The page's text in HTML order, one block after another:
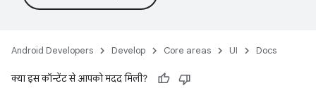
Android Developers Develop Core areas UI Docs
क्या इस कॉन्टेंट से आपको मदद मिली?